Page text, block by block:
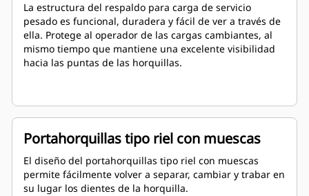
La estructura del respaldo para carga de servicio
pesado es funcional, duradera y fácil de ver a través de
ella. Protege al operador de las cargas cambiantes, al
mismo tiempo que mantiene una excelente visibilidad
hacia las puntas de las horquillas.
Portahorquillas tipo riel con muescas
El diseño del portahorquillas tipo riel con muescas
permite fácilmente volver a separar, cambiar y trabar en
su lugar los dientes de la horquilla.